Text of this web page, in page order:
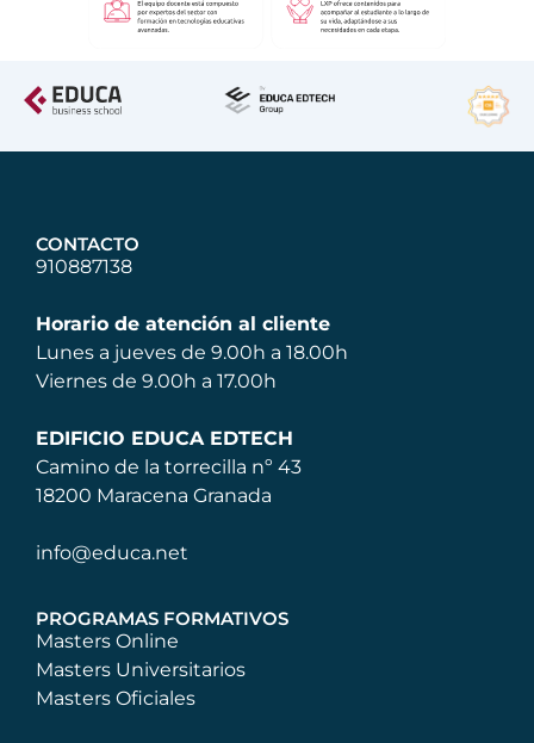
CONTACTO
910887138
Horario de atención al cliente
Lunes a jueves de 9.00h a 18.00h
Viernes de 9.00h a 17.00h
EDIFICIO EDUCA EDTECH
Camino de la torrecilla nº 43
18200 Maracena Granada
info@educa.net
PROGRAMAS FORMATIVOS
Masters Online
Masters Universitarios
Masters Oficiales